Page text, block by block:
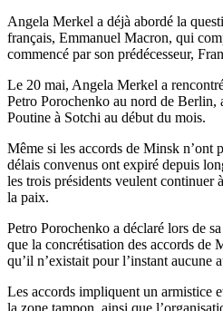
Angela Merkel a déjà abordé la
français, Emmanuel Macron, qui
commencé par son prédécesseur,
Le 20 mai, Angela Merkel a
Petro Porochenko au nord de
Poutine à Sotchi au début du mois.
Même si les accords de Minsk n’ont
délais convenus ont expiré depuis
les trois présidents veulent continuer
la paix.
Petro Porochenko a déclaré lors de
que la concrétisation des accords de
qu’il n’existait pour l’instant aucune
Les accords impliquent un armistice